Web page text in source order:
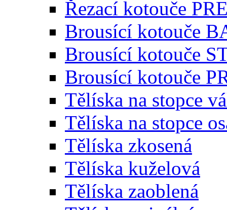
Řezací kotouče
Brousící kotouče
Brousící kotouče
Brousící kotouče
Tělíska na stopce
Tělíska na stopce
Tělíska zkosená
Tělíska kuželová
Tělíska zaoblená